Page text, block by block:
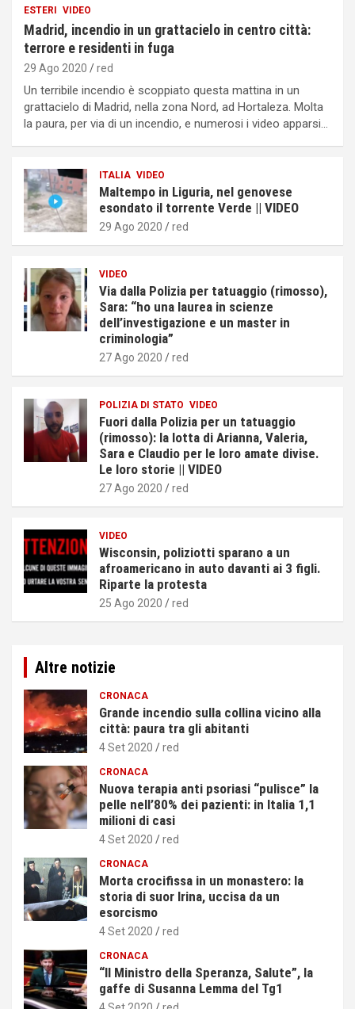
ESTERI VIDEO
Madrid, incendio in un grattacielo in centro città:
terrore e residenti in fuga
29 Ago 2020 red
Un terribile incendio è scoppiato questa mattina in un
grattacielo di Madrid, nella zona Nord, ad Hortaleza. Molta
la paura, per via di un incendio, e numerosi i video apparsi…
ITALIA VIDEO
Maltempo in Liguria, nel genovese
esondato il torrente Verde || VIDEO
29 Ago 2020 red
VIDEO
Via dalla Polizia per tatuaggio (rimosso),
Sara: “ho una laurea in scienze
dell’investigazione e un master in
criminologia”
27 Ago 2020 red
POLIZIA DI STATO VIDEO
Fuori dalla Polizia per un tatuaggio
(rimosso): la lotta di Arianna, Valeria,
Sara e Claudio per le loro amate divise.
Le loro storie || VIDEO
27 Ago 2020 red
VIDEO
Wisconsin, poliziotti sparano a un
afroamericano in auto davanti ai 3 figli.
Riparte la protesta
25 Ago 2020 red
Altre notizie
CRONACA
Grande incendio sulla collina vicino alla
città: paura tra gli abitanti
4 Set 2020 red
CRONACA
Nuova terapia anti psoriasi “pulisce” la
pelle nell’80% dei pazienti: in Italia 1,1
milioni di casi
4 Set 2020 red
CRONACA
Morta crocifissa in un monastero: la
storia di suor Irina, uccisa da un
esorcismo
4 Set 2020 red
CRONACA
“Il Ministro della Speranza, Salute”, la
gaffe di Susanna Lemma del Tg1